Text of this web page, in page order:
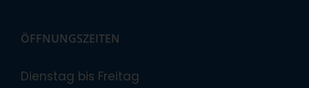
ÖFFNUNGSZEITEN
Dienstag bis Freitag